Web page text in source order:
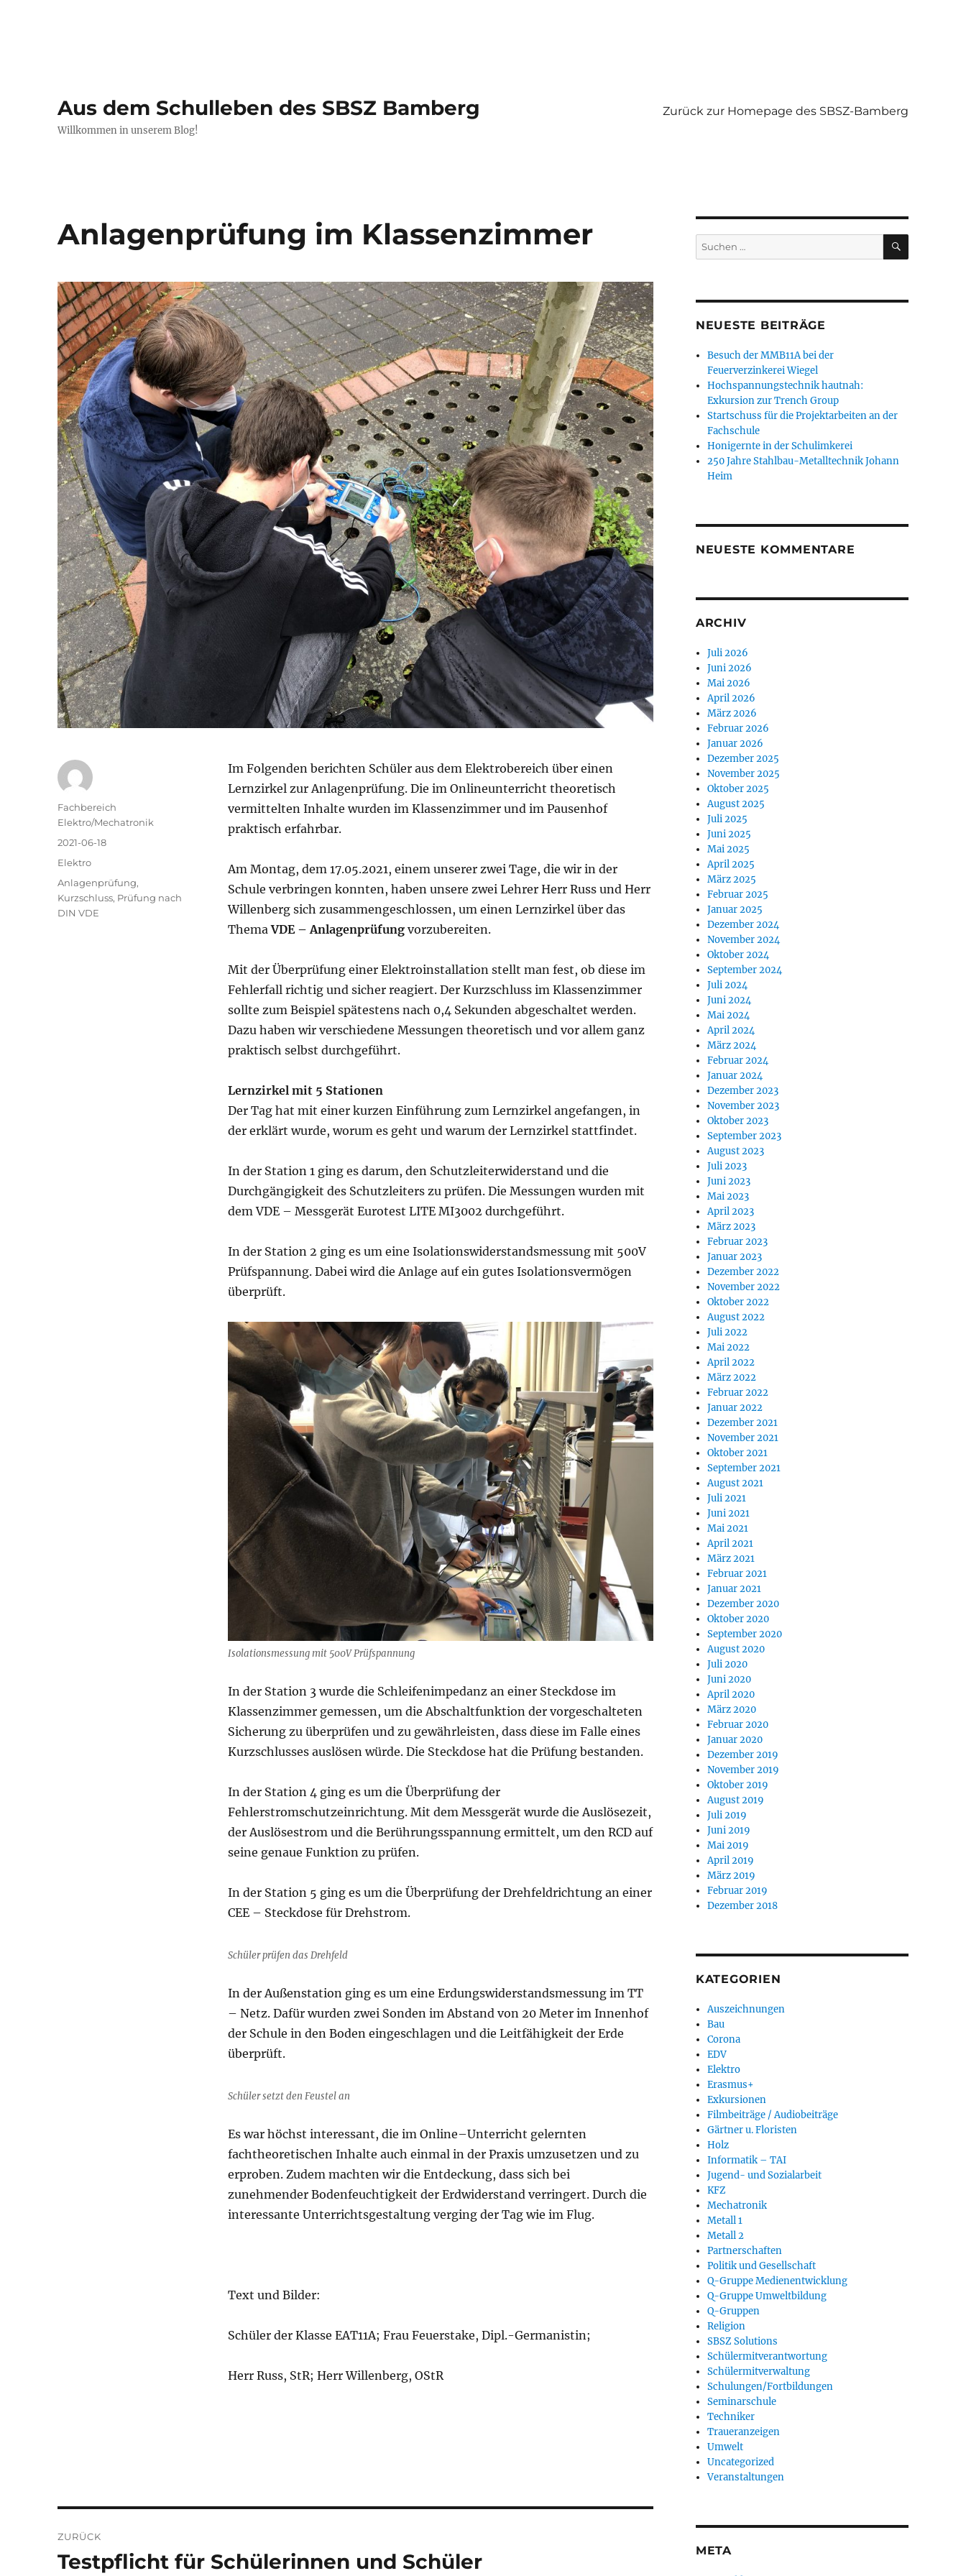
Aus dem Schulleben des SBSZ Bamberg
Willkommen in unserem Blog!
Zurück zur Homepage des SBSZ-Bamberg
Anlagenprüfung im Klassenzimmer
Im Folgenden berichten Schüler aus dem Elektrobereich über einen
Lernzirkel zur Anlagenprüfung. Die im Onlineunterricht theoretisch
vermittelten Inhalte wurden im Klassenzimmer und im Pausenhof
praktisch erfahrbar.
Am Montag, dem 17.05.2021, einem unserer zwei Tage, die wir in der
Schule verbringen konnten, haben unsere zwei Lehrer Herr Russ und Herr
Willenberg sich zusammengeschlossen, um einen Lernzirkel über das
ThemaVDE – Anlagenprüfung vorzubereiten.
Mit der Überprüfung einer Elektroinstallation stellt man fest, ob diese im
Fehlerfall richtig und sicher reagiert. Der Kurzschluss im Klassenzimmer
sollte zum Beispiel spätestens nach 0,4 Sekunden abgeschaltet werden.
Dazu haben wir verschiedene Messungen theoretisch und vor allem ganz
praktisch selbst durchgeführt.
Lernzirkel mit 5 Stationen
Der Tag hat mit einer kurzen Einführung zum Lernzirkel angefangen, in
der erklärt wurde, worum es geht und warum der Lernzirkel stattfindet.
In der Station 1 ging es darum, den Schutzleiterwiderstand und die
Durchgängigkeit des Schutzleiters zu prüfen. Die Messungen wurden mit
dem VDE – Messgerät Eurotest LITE MI3002 durchgeführt.
In der Station 2 ging es um eine Isolationswiderstandsmessung mit 500V
Prüfspannung. Dabei wird die Anlage auf ein gutes Isolationsvermögen
überprüft.
Isolationsmessung mit 500V Prüfspannung
In der Station 3 wurde die Schleifenimpedanz an einer Steckdose im
Klassenzimmer gemessen, um die Abschaltfunktion der vorgeschalteten
Sicherung zu überprüfen und zu gewährleisten, dass diese im Falle eines
Kurzschlusses auslösen würde. Die Steckdose hat die Prüfung bestanden.
In der Station 4 ging es um die Überprüfung der
Fehlerstromschutzeinrichtung. Mit dem Messgerät wurde die Auslösezeit,
der Auslösestrom und die Berührungsspannung ermittelt, um den RCD auf
seine genaue Funktion zu prüfen.
In der Station 5 ging es um die Überprüfung der Drehfeldrichtung an einer
CEE – Steckdose für Drehstrom.
Schüler prüfen das Drehfeld
In der Außenstation ging es um eine Erdungswiderstandsmessung im TT
– Netz. Dafür wurden zwei Sonden im Abstand von 20 Meter im Innenhof
der Schule in den Boden eingeschlagen und die Leitfähigkeit der Erde
überprüft.
Schüler setzt den Feustel an
Es war höchst interessant, die im Online–Unterricht gelernten
fachtheoretischen Inhalte auch einmal in der Praxis umzusetzen und zu
erproben. Zudem machten wir die Entdeckung, dass sich bei
zunehmender Bodenfeuchtigkeit der Erdwiderstand verringert. Durch die
interessante Unterrichtsgestaltung verging der Tag wie im Flug.
Text und Bilder:
Schüler der Klasse EAT11A; Frau Feuerstake, Dipl.-Germanistin;
Herr Russ, StR; Herr Willenberg, OStR
Autor
Fachbereich
Elektro/Mechatronik
Veröffentlicht
am
2021-06-18
Kategorien
Elektro
Schlagwörter
Anlagenprüfung,
Kurzschluss, Prüfung nach
DIN VDE
ZURÜCK
Vorheriger
Testpflicht für Schülerinnen und Schüler
Suchen
nach:
SUCHEN
NEUESTE BEITRÄGE
Besuch der MMB11A bei der
Feuerverzinkerei Wiegel
Hochspannungstechnik hautnah:
Exkursion zur Trench Group
Startschuss für die Projektarbeiten an der
Fachschule
Honigernte in der Schulimkerei
250 Jahre Stahlbau-Metalltechnik Johann
Heim
NEUESTE KOMMENTARE
ARCHIV
Juli 2026
Juni 2026
Mai 2026
April 2026
März 2026
Februar 2026
Januar 2026
Dezember 2025
November 2025
Oktober 2025
August 2025
Juli 2025
Juni 2025
Mai 2025
April 2025
März 2025
Februar 2025
Januar 2025
Dezember 2024
November 2024
Oktober 2024
September 2024
Juli 2024
Juni 2024
Mai 2024
April 2024
März 2024
Februar 2024
Januar 2024
Dezember 2023
November 2023
Oktober 2023
September 2023
August 2023
Juli 2023
Juni 2023
Mai 2023
April 2023
März 2023
Februar 2023
Januar 2023
Dezember 2022
November 2022
Oktober 2022
August 2022
Juli 2022
Mai 2022
April 2022
März 2022
Februar 2022
Januar 2022
Dezember 2021
November 2021
Oktober 2021
September 2021
August 2021
Juli 2021
Juni 2021
Mai 2021
April 2021
März 2021
Februar 2021
Januar 2021
Dezember 2020
Oktober 2020
September 2020
August 2020
Juli 2020
Juni 2020
April 2020
März 2020
Februar 2020
Januar 2020
Dezember 2019
November 2019
Oktober 2019
August 2019
Juli 2019
Juni 2019
Mai 2019
April 2019
März 2019
Februar 2019
Dezember 2018
KATEGORIEN
Auszeichnungen
Bau
Corona
EDV
Elektro
Erasmus+
Exkursionen
Filmbeiträge / Audiobeiträge
Gärtner u. Floristen
Holz
Informatik – TAI
Jugend- und Sozialarbeit
KFZ
Mechatronik
Metall 1
Metall 2
Partnerschaften
Politik und Gesellschaft
Q-Gruppe Medienentwicklung
Q-Gruppe Umweltbildung
Q-Gruppen
Religion
SBSZ Solutions
Schülermitverantwortung
Schülermitverwaltung
Schulungen/Fortbildungen
Seminarschule
Techniker
Traueranzeigen
Umwelt
Uncategorized
Veranstaltungen
META